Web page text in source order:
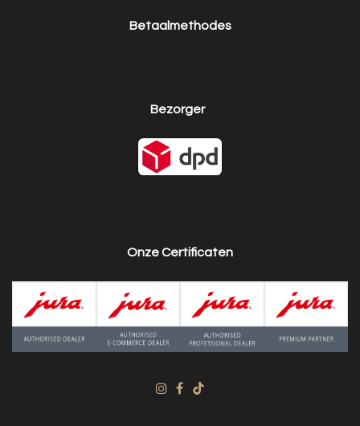
Onze Certificaten
Betaalmethodes
Bezorger